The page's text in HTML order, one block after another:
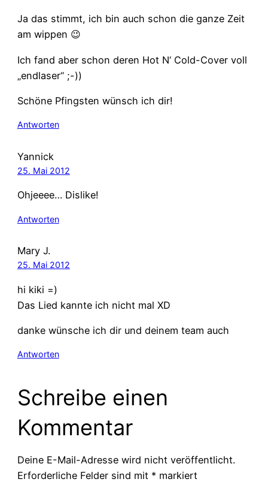
Ja das stimmt, ich bin auch schon die ganze Zeit
am wippen 😉
Ich fand aber schon deren Hot N‘ Cold-Cover voll
„endlaser“ ;-))
Schöne Pfingsten wünsch ich dir!
Antworten
Yannick
25. Mai 2012
Ohjeeee… Dislike!
Antworten
Mary J.
25. Mai 2012
hi kiki =)
Das Lied kannte ich nicht mal XD
danke wünsche ich dir und deinem team auch
Antworten
Schreibe einen
Kommentar
Deine E-Mail-Adresse wird nicht veröffentlicht.
Erforderliche Felder sind mit * markiert